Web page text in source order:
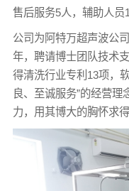
售后服务5人，辅助人员
公司为阿特万超声波公
年，聘请博士团队技术
得清洗行业专利13项，
良、至诚服务”的经营
力，用其博大的胸怀求